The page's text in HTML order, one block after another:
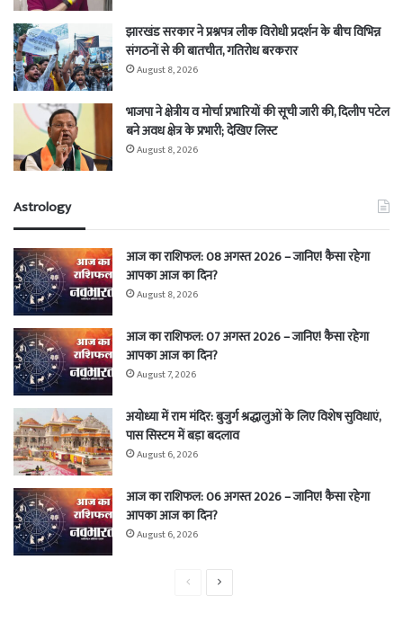
झारखंड सरकार ने प्रश्नपत्र लीक विरोधी प्रदर्शन के बीच विभिन्न
संगठनों से की बातचीत, गतिरोध बरकरार
August 8, 2026
भाजपा ने क्षेत्रीय व मोर्चा प्रभारियों की सूची जारी की, दिलीप पटेल
बने अवध क्षेत्र के प्रभारी; देखिए लिस्ट
August 8, 2026
Astrology
आज का राशिफल: 08 अगस्त 2026 – जानिए! कैसा रहेगा
आपका आज का दिन?
August 8, 2026
आज का राशिफल: 07 अगस्त 2026 – जानिए! कैसा रहेगा
आपका आज का दिन?
August 7, 2026
अयोध्या में राम मंदिर: बुजुर्ग श्रद्धालुओं के लिए विशेष सुविधाएं,
पास सिस्टम में बड़ा बदलाव
August 6, 2026
आज का राशिफल: 06 अगस्त 2026 – जानिए! कैसा रहेगा
आपका आज का दिन?
August 6, 2026
PreviousNext